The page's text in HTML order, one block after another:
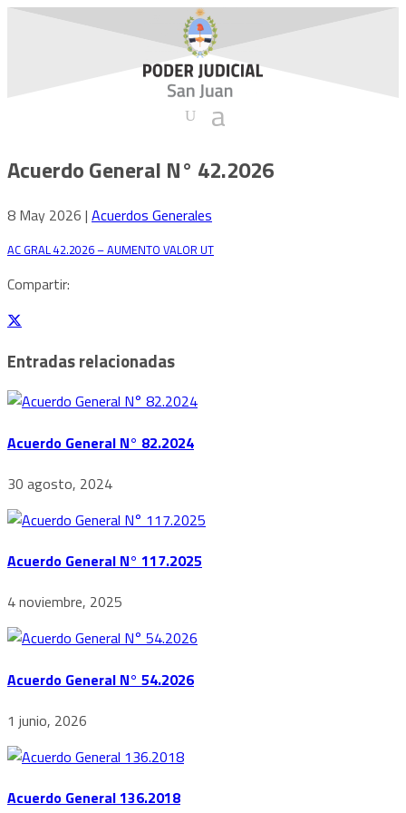
Acuerdo General N° 42.2026
8 May 2026 | Acuerdos Generales
AC GRAL 42.2026 – AUMENTO VALOR UT
Compartir:
Entradas relacionadas
Acuerdo General N° 82.2024
30 agosto, 2024
Acuerdo General N° 117.2025
4 noviembre, 2025
Acuerdo General N° 54.2026
1 junio, 2026
Acuerdo General 136.2018